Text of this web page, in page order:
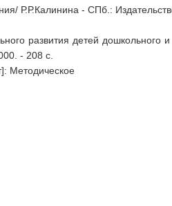
Р.Р.Калинина - СПб.:
развития детей дошкольного
- 208 с.
Методическое